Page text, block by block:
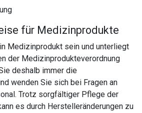
für Medizinprodukte
Medizinprodukt sein und unterliegt
der Medizinprodukteverordnung
deshalb immer die
wenden Sie sich bei Fragen an
Trotz sorgfältiger Pflege der
es durch Herstelleränderungen zu